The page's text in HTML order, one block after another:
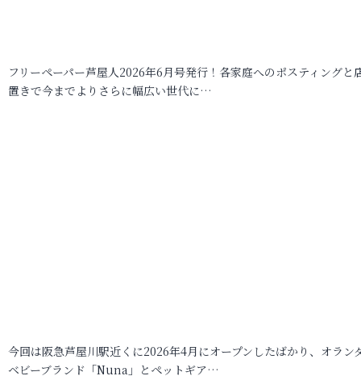
フリーペーパー芦屋人2026年6月号発行！各家庭へのポスティングと
置きで今までよりさらに幅広い世代に…
今回は阪急芦屋川駅近くに2026年4月にオープンしたばかり、オラン
ベビーブランド「Nuna」とペットギア…